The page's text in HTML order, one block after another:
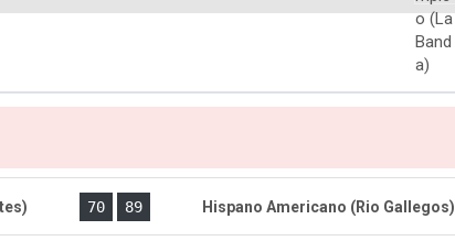
70 89 Hispano Americano (Rio Gallegos)